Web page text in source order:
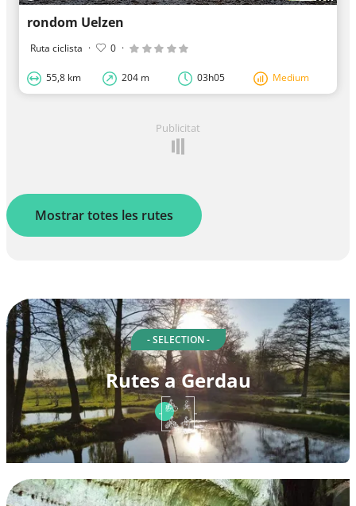
rondom Uelzen
Ruta ciclista · 0 ·
55,8 km 204 m 03h05 Medium
Publicitat
Mostrar totes les rutes
- SELECTION -
Rutes a Gerdau